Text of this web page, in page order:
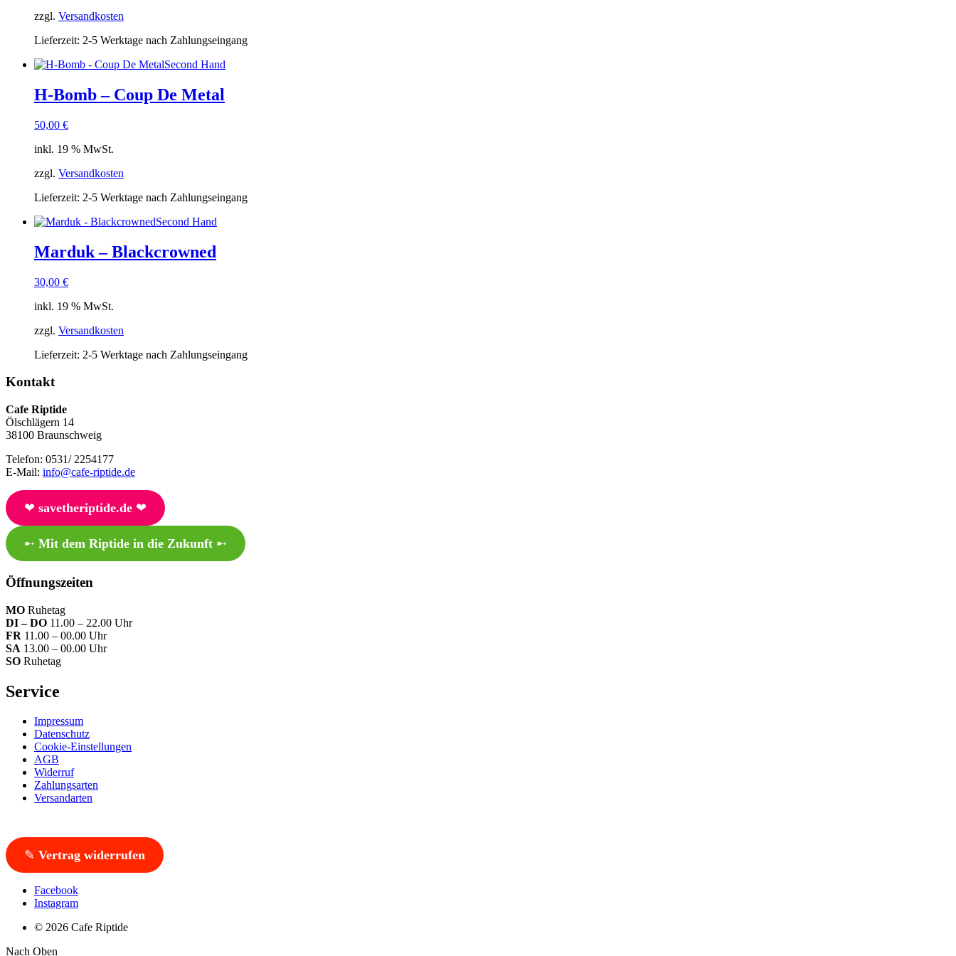
zzgl. Versandkosten
Lieferzeit: 2-5 Werktage nach Zahlungseingang
Second Hand
H-Bomb – Coup De Metal
50,00 €
inkl. 19 % MwSt.
zzgl. Versandkosten
Lieferzeit: 2-5 Werktage nach Zahlungseingang
Second Hand
Marduk – Blackcrowned
30,00 €
inkl. 19 % MwSt.
zzgl. Versandkosten
Lieferzeit: 2-5 Werktage nach Zahlungseingang
Kontakt
Cafe Riptide
Ölschlägern 14
38100 Braunschweig
Telefon: 0531/ 2254177
E-Mail: info@cafe-riptide.de
❤︎ savetheriptide.de❤︎
➸ Mit dem Riptide in die Zukunft➸
Öffnungszeiten
MO Ruhetag
DI – DO 11.00 – 22.00 Uhr
FR 11.00 – 00.00 Uhr
SA 13.00 – 00.00 Uhr
SO Ruhetag
Service
Impressum
Datenschutz
Cookie-Einstellungen
AGB
Widerruf
Zahlungsarten
Versandarten
✎ Vertrag widerrufen
Facebook
Instagram
© 2026 Cafe Riptide
Nach Oben